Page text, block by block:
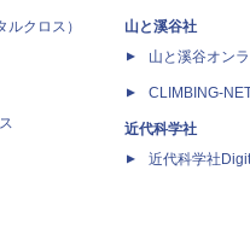
ルクロス）
山と溪谷社
山と溪谷オン
CLIMBING-
近代科学社
近代科学社